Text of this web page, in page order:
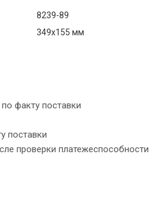
8239-89
349x155 мм
факту поставки
поставки
проверки платежеспособности